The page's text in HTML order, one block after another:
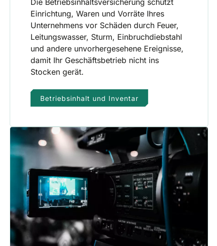
Einrichtung, Waren und Vorräte Ihres
Unternehmens vor Schäden durch Feuer,
Leitungswasser, Sturm, Einbruchdiebstahl
und andere unvorhergesehene Ereignisse,
damit Ihr Geschäftsbetrieb nicht ins
Stocken gerät.
Betriebsinhalt und Inventar